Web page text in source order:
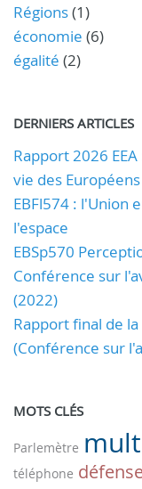
Régions(1)
économie (6)
égalité (2)
DERNIERS ARTICLES
Rapport 2026
vie des
EBFl574 : l'Union
l'espace
EBSp570
Conférence sur
(2022)
Rapport final de
(Conférence sur
MOTS CLÉS
Parlemètre
téléphone